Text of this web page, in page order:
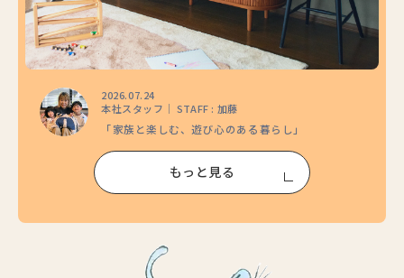
2026.07.24
本社スタッフ｜ STAFF : 加藤
「家族と楽しむ、遊び心のある暮らし」
もっと見る